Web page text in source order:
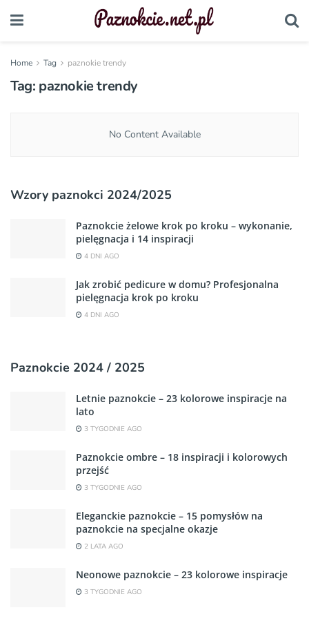
Home Tag paznokie trendy
Tag: paznokie trendy
No Content Available
Wzory paznokci 2024/2025
Paznokcie żelowe krok po kroku – wykonanie,
pielęgnacja i 14 inspiracji
4 DNI AGO
Jak zrobić pedicure w domu? Profesjonalna
pielęgnacja krok po kroku
4 DNI AGO
Paznokcie 2024 / 2025
Letnie paznokcie – 23 kolorowe inspiracje na
lato
3 TYGODNIE AGO
Paznokcie ombre – 18 inspiracji i kolorowych
przejść
3 TYGODNIE AGO
Eleganckie paznokcie – 15 pomysłów na
paznokcie na specjalne okazje
2 LATA AGO
Neonowe paznokcie – 23 kolorowe inspiracje
3 TYGODNIE AGO